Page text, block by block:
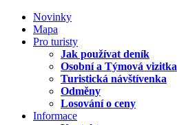
Novinky
Mapa
Pro turisty
Jak používat deník
Osobní a Týmová vizitka
Turistická návštívenka
Odměny
Losování o ceny
Informace